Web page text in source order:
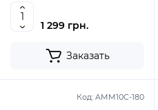
1 299 грн.
Заказать
Код: AMM10C-180